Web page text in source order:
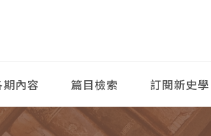
期內容 篇目檢索 訂閱新史學